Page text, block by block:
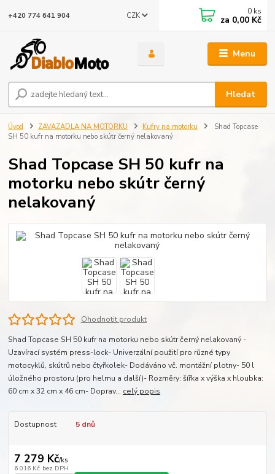
Menu
CZK
Hledat
+420 774 641 904 0 ks
za 0,00 Kč
Úvod ZAVAZADLA NA MOTORKU Kufry na motorku
Shad Topcase
SH 50 kufr na motorku nebo skútr černý nelakovaný
Shad Topcase SH 50 kufr na
motorku nebo skútr černý
nelakovaný
Ohodnotit produkt
Shad Topcase SH 50 kufr na motorku nebo skútr černý nelakovaný -
Uzavírací systém press-lock- Univerzální použití pro různé typy
motocyklů, skútrů nebo čtyřkolek- Dodáváno vč. montážní plotny- 50 l
úložného prostoru (pro helmu a další)- Rozměry: šířka x výška x hloubka:
60 cm x 32 cm x 46 cm- Doprav... celý popis
Dostupnost 5 dnů
7 279 Kč/ks
6 016 Kč bez DPH